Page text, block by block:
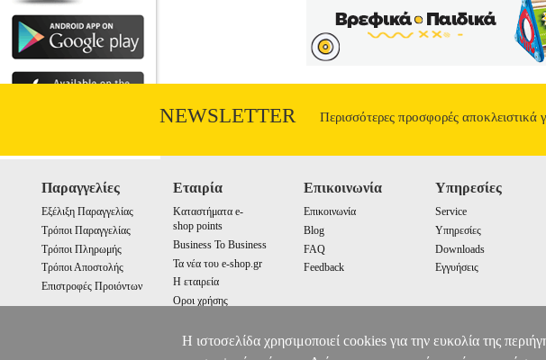
NEWSLETTER Περισσότερες προσφορές
Παραγγελίες
Εξέλιξη Παραγγελίας
Τρόποι Παραγγελίας
Τρόποι Πληρωμής
Τρόποι Αποστολής
Επιστροφές Προιόντων
Εταιρία
Καταστήματα e-
shop points
Business To Business
Τα νέα του e-shop.gr
Η εταιρεία
Οροι χρήσης
Επικοινωνία
Επικοινωνία
Blog
FAQ
Feedback
Υπηρεσίες
Service
Υπηρεσίες
Downloads
Εγγυήσεις
Η ιστοσελίδα χρησιμοποιεί cookies για την ευκολία της